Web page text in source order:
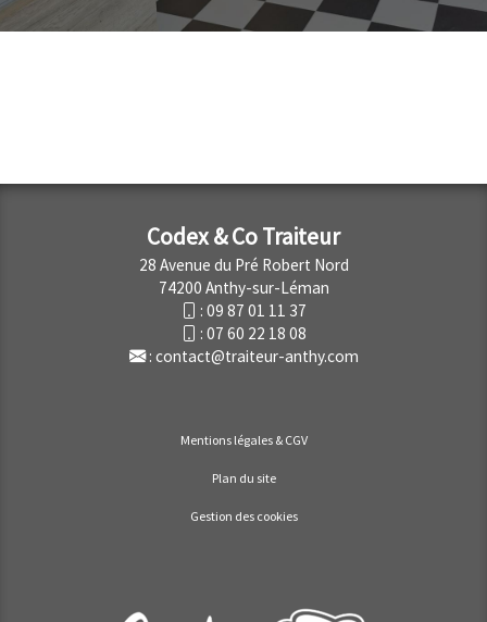
Codex & Co Traiteur
28 Avenue du Pré Robert Nord
74200 Anthy-sur-Léman
: 09 87 01 11 37
: 07 60 22 18 08
: contact@traiteur-anthy.com
Mentions légales & CGV
Plan du site
Gestion des cookies